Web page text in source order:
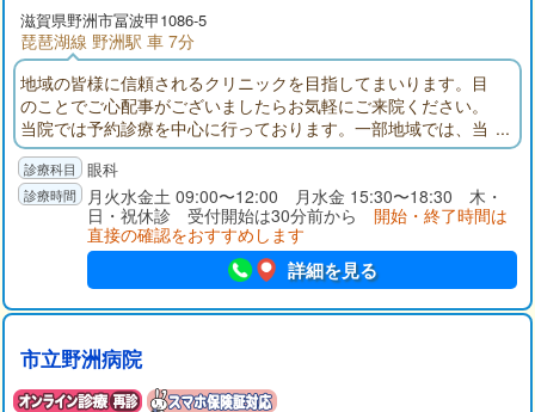
滋賀県野洲市冨波甲1086-5
琵琶湖線 野洲駅 車 7分
地域の皆様に信頼されるクリニックを目指してまいります。目
のことでご心配事がございましたらお気軽にご来院ください。
当院では予約診療を中心に行っております。一部地域では、当
院で診療を受けていただいた方の送迎を無料で承っておりま
す。
眼科
月火水金土 09:00〜12:00 月水金 15:30〜18:30 木・
日・祝休診 受付開始は30分前から 開始・終了時間は
直接の確認をおすすめします
詳細を見る
市立野洲病院